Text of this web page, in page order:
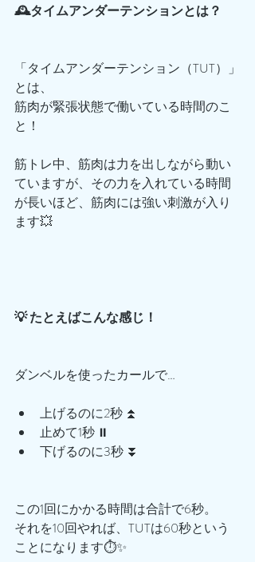
🕰️タイムアンダーテンションとは？
「タイムアンダーテンション（TUT）」
とは、
筋肉が緊張状態で働いている時間のこ
と！
筋トレ中、筋肉は力を出しながら動い
ていますが、その力を入れている時間
が長いほど、筋肉には強い刺激が入り
ます💥
💡 たとえばこんな感じ！
ダンベルを使ったカールで…
上げるのに2秒 ⏫
止めて1秒 ⏸️
下げるのに3秒 ⏬
この1回にかかる時間は合計で6秒。
それを10回やれば、TUTは60秒という
ことになります⏱️✨